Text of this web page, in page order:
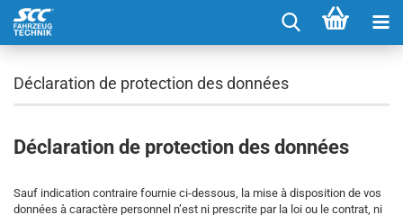
Déclaration de protection des données
Déclaration de protection des données
Sauf indication contraire fournie ci-dessous, la mise à disposition de vos
données à caractère personnel n’est ni prescrite par la loi ou le contrat, ni